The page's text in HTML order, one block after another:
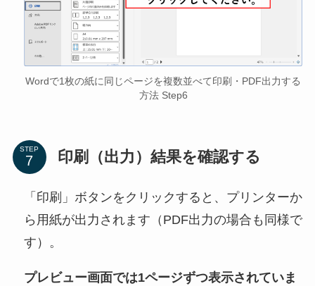
Wordで1枚の紙に同じページを複数並べて印刷・PDF出力する
方法 Step6
STEP 印刷（出力）結果を確認する
「印刷」ボタンをクリックすると、プリンターか
ら用紙が出力されます（PDF出力の場合も同様で
す）。
プレビュー画面では1ページずつ表示されていま